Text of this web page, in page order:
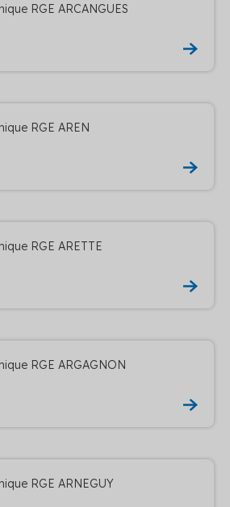
RGE ARCANGUES
RGE AREN
RGE ARETTE
RGE ARGAGNON
RGE ARNEGUY